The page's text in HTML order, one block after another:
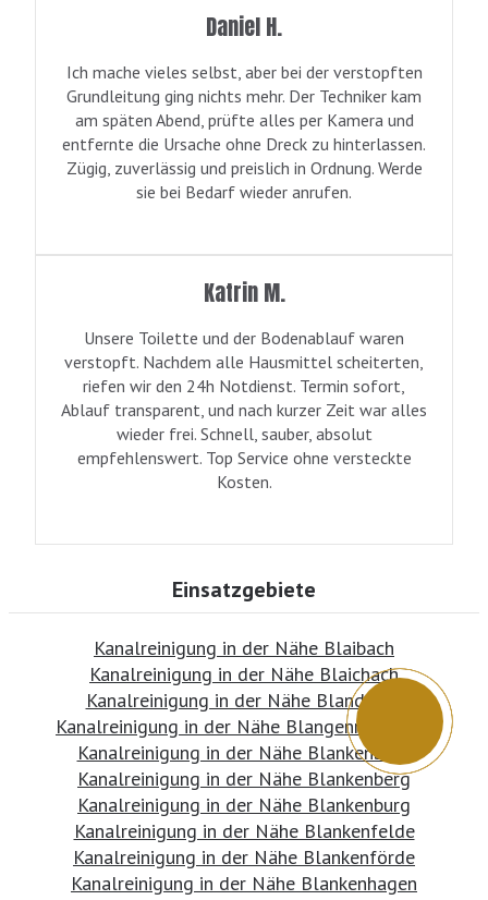
Daniel H.
Ich mache vieles selbst, aber bei der verstopften
Grundleitung ging nichts mehr. Der Techniker kam
am späten Abend, prüfte alles per Kamera und
entfernte die Ursache ohne Dreck zu hinterlassen.
Zügig, zuverlässig und preislich in Ordnung. Werde
sie bei Bedarf wieder anrufen.
Katrin M.
Unsere Toilette und der Bodenablauf waren
verstopft. Nachdem alle Hausmittel scheiterten,
riefen wir den 24h Notdienst. Termin sofort,
Ablauf transparent, und nach kurzer Zeit war alles
wieder frei. Schnell, sauber, absolut
empfehlenswert. Top Service ohne versteckte
Kosten.
Einsatzgebiete
Kanalreinigung in der Nähe Blaibach
Kanalreinigung in der Nähe Blaichach
Kanalreinigung in der Nähe Blandikow
Kanalreinigung in der Nähe Blangenmoorfeld
Kanalreinigung in der Nähe Blankenbach
Kanalreinigung in der Nähe Blankenberg
Kanalreinigung in der Nähe Blankenburg
Kanalreinigung in der Nähe Blankenfelde
Kanalreinigung in der Nähe Blankenförde
Kanalreinigung in der Nähe Blankenhagen